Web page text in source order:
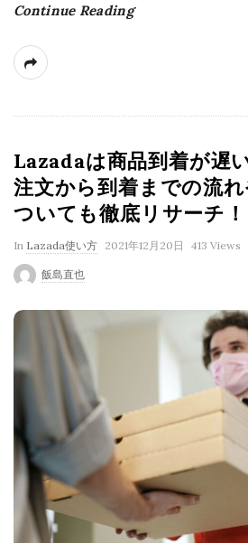
Continue Reading
Lazadaは商品到着が遅
注文から到着までの流
ついても徹底リサーチ！
In Lazada使い方 P
D
t
2021年12月20日 413 Views
飯島直也